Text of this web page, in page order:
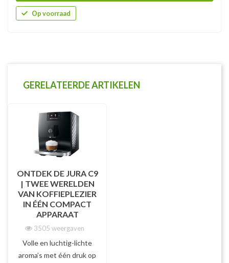
Op voorraad
GERELATEERDE ARTIKELEN
ONTDEK DE JURA C9
| TWEE WERELDEN
VAN KOFFIEPLEZIER
IN ÉÉN COMPACT
APPARAAT
3505 weergaven
Volle en luchtig-lichte
aroma’s met één druk op